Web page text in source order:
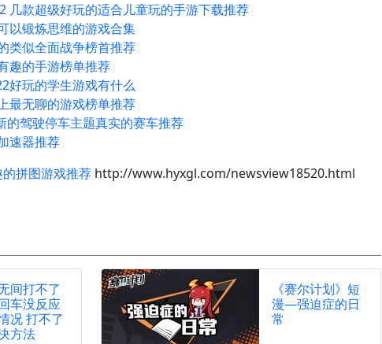
几款超级好玩的适合儿童玩的手游下载推荐
以锻炼思维的游戏合集
类似全面战争榜首推荐
趣的手游榜单推荐
好玩的学生游戏有什么
最无聊的游戏榜单推荐
的驾驶停车主题真实的赛车推荐
速器推荐
拼图游戏推荐 http://www.hyxgl.com/newsview18520.html
间打不了
车没反应
况 打不了
方法
《赛尔计划》短
漫—强迫症的日
常